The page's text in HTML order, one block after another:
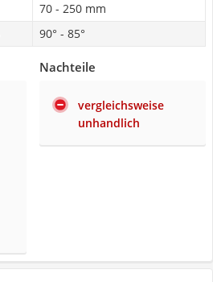
70 - 250 mm
90° - 85°
Nachteile
vergleichsweise
unhandlich